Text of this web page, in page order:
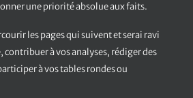
une priorité absolue aux faits.
les pages qui suivent et serai ravi
contribuer à vos analyses, rédiger des
à vos tables rondes ou